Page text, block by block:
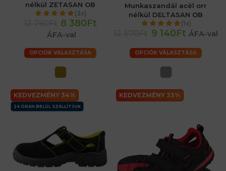
nélkül ZETASAN OB
(3x)
8 380Ft
ÁFA-val
OPCIÓK VÁLASZTÁSA
Munkaszandál acél orr
nélkül DELTASAN OB
(1x)
9 140Ft ÁFA-val
OPCIÓK VÁLASZTÁSA
KEDVEZMÉNY 34%
24 ÓRÁN BELÜL SZÁLLÍTJUK
KEDVEZMÉNY 33%